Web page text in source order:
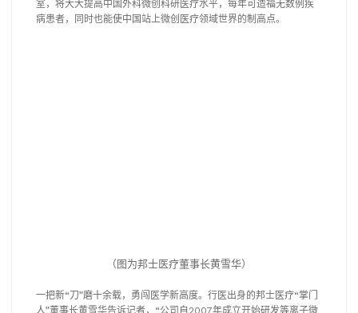
室，将大大提高中国外科微创科研医疗水平，每年可造福无数例疾
病患者，同时也能使中国站上微创医疗领域世界的制高点。
（图为邦士医疗董事长黄雪华）
一把新“刀”磨十余载，勇闯医学新高度。行医出身的邦士医疗“掌门
人”董事长黄雪华告诉记者，“公司自2007年成立开始研发等离子微